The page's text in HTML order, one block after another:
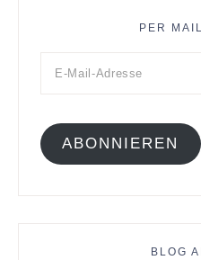
PER
ABONNIEREN
BLOG